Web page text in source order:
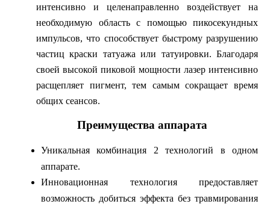
интенсивно и целенаправленно воздействует на
необходимую область с помощью пикосекундных
импульсов, что способствует быстрому разрушению
частиц краски татуажа или татуировки. Благодаря
своей высокой пиковой мощности лазер интенсивно
расщепляет пигмент, тем самым сокращает время
общих сеансов.
Преимущества аппарата
Уникальная комбинация 2 технологий в одном
аппарате.
Инновационная технология предоставляет
возможность добиться эффекта без травмирования